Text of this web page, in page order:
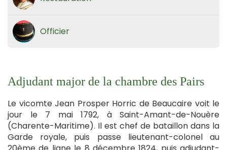
Officier
Adjudant major de la chambre des Pairs
Le vicomte Jean Prosper Horric de Beaucaire voit le
jour le 7 mai 1792, à Saint-Amant-de-Nouère
(Charente-Maritime). Il est chef de bataillon dans la
Garde royale, puis passe lieutenant-colonel au